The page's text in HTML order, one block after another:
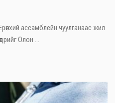
ассамблейн чуулганаас жил
Олон ...